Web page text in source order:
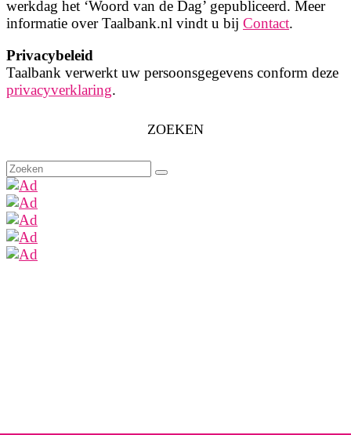
werkdag het ‘Woord van de Dag’ gepubliceerd. Meer
informatie over Taalbank.nl vindt u bij Contact.
Privacybeleid
Taalbank verwerkt uw persoonsgegevens conform deze
privacyverklaring.
ZOEKEN
Zoeken
naar: